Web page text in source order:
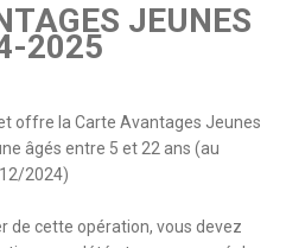
JEUNES
2025
offre la Carte Avantages Jeunes
âgés entre 5 et 22 ans (au
2024)
de cette opération, vous devez